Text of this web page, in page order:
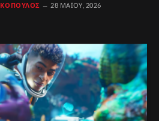
28 ΜΑΪ́ΟΥ, 2026